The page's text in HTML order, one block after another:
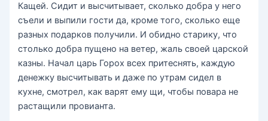
Кащей. Сидит и высчитывает, сколько добра у него
съели и выпили гости да, кроме того, сколько еще
разных подарков получили. И обидно старику, что
столько добра пущено на ветер, жаль своей царской
казны. Начал царь Горох всех притеснять, каждую
денежку высчитывать и даже по утрам сидел в
кухне, смотрел, как варят ему щи, чтобы повара не
растащили провианта.